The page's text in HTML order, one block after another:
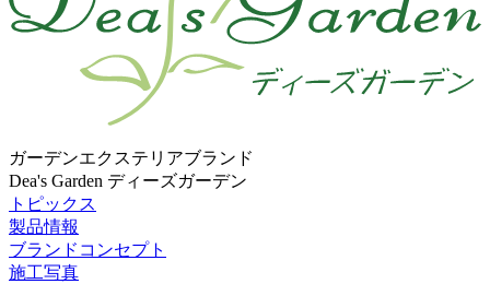
ガーデンエクステリアブランド
Dea's Garden ディーズガーデン
トピックス
製品情報
ブランドコンセプト
施工写真